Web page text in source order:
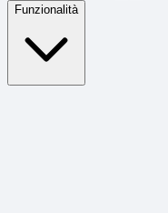
Funzionalità